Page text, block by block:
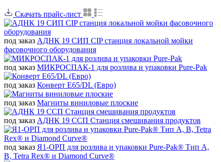
Скачать прайс-лист
под заказ АДНК 19 СИП СIP станция локальной мойки
фасовочного оборудования
под заказ МИКРОСПАК-1 для розлива и упаковки Pure-Pak
под заказ Конверт Е65/DL (Евро)
под заказ Магниты виниловые плоские
под заказ АДНК 19 ССП Станция смешивания продуктов
под заказ Я1-ОРП для розлива и упаковки Pure-Pak® Тип А,
В, Tetra Rex® и Diamond Curve®